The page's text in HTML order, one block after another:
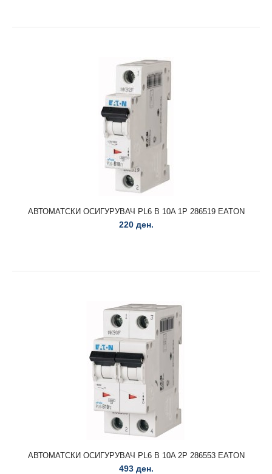
123 ден.
АВТОМАТСКИ ОСИГУРУВАЧ PL4 B 10A 1P 293114 EATON..
АВТОМАТСКИ ОСИГУРУВАЧ PL4 B 10A 3P 293150 EATON
450 ден.
АВТОМАТСКИ ОСИГУРУВАЧ PL4 B 10A 3P 293150 EATON..
АВТОМАТСКИ ОСИГУРУВАЧ PL6 B 10A 1P 286519 EATON
220 ден.
АВТОМАТСКИ ОСИГУРУВАЧ PL6 B 10A 2P 286553 EATON
493 ден.